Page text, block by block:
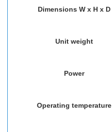
Dimensions W x H x D
Unit weight
Power
Operating temperature